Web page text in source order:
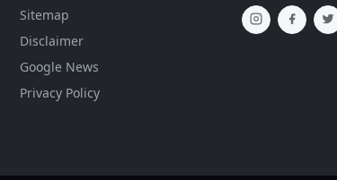
Sitemap
Disclaimer
Google News
Privacy Policy